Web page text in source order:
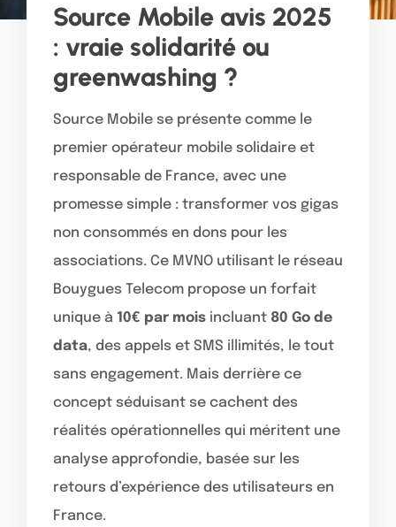
Source Mobile avis 2025
: vraie solidarité ou
greenwashing ?
Source Mobile se présente comme le
premier opérateur mobile solidaire et
responsable de France, avec une
promesse simple : transformer vos gigas
non consommés en dons pour les
associations. Ce MVNO utilisant le réseau
Bouygues Telecom propose un forfait
unique à 10€ par mois incluant 80 Go de
data, des appels et SMS illimités, le tout
sans engagement. Mais derrière ce
concept séduisant se cachent des
réalités opérationnelles qui méritent une
analyse approfondie, basée sur les
retours d’expérience des utilisateurs en
France.